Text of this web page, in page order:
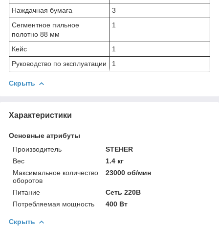
Наждачная бумага
3
Сегментное пильное
полотно 88 мм
1
Кейс
1
Руководство по эксплуатации
1
Скрыть
Характеристики
Основные атрибуты
Производитель
STEHER
Вес
1.4 кг
Максимальное количество
оборотов
23000 об/мин
Питание
Сеть 220В
Потребляемая мощность
400 Вт
Скрыть